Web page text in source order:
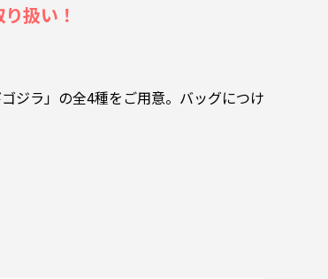
扱い！
ジラ」の全4種をご用意。バッグにつけ